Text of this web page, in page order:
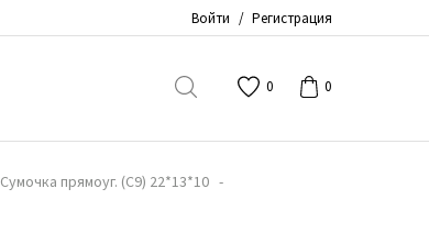
Войти / Регистрация
0 0
Сумочка прямоуг. (С9) 22*13*10